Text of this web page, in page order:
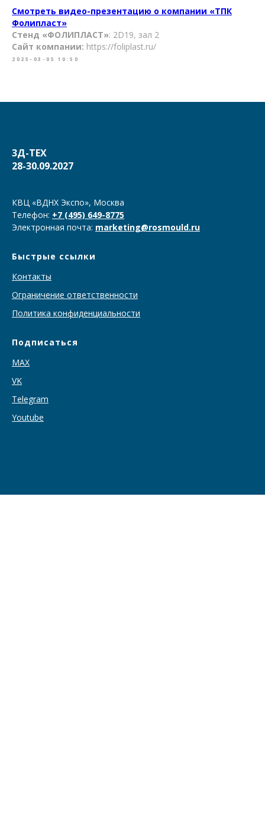
Смотреть видео-презентацию о компании «ТПК
Фолипласт»
Стенд «ФОЛИПЛАСТ»: 2D19, зал 2
Сайт компании: https://foliplast.ru/
2025-03-05 10:50
3Д-ТЕХ
28-30.09.2027
КВЦ «ВДНХ Экспо», Москва
Телефон: +7 (495) 649-8775
Электронная почта: marketing@rosmould.ru
Быстрые ссылки
Контакты
Ограничение ответственности
Политика конфиденциальности
Подписаться
MAX
VK
Telegram
Youtube